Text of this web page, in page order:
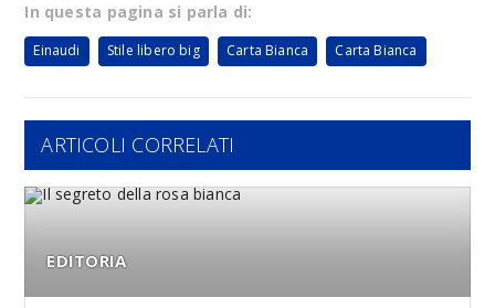
In questa pagina si parla di:
Einaudi Stile libero big Carta Bianca Carta Bianca
ARTICOLI CORRELATI
EDITORIA